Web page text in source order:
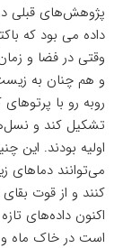
داده می بود که
و هم چنان به
روبه رو با
تشکیل کند و
اولیه بودند. این
کنند و از قوت بقای
اکنون داده‌های
است در خاک ماه